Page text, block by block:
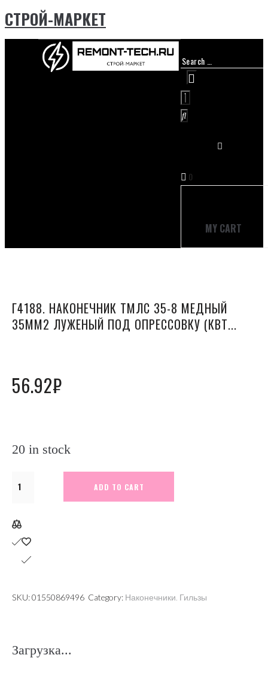
СТРОЙ-МАРКЕТ
0
MY CART
Г4188. НАКОНЕЧНИК ТМЛС 35-8 МЕДНЫЙ
35ММ2 ЛУЖЕНЫЙ ПОД ОПРЕССОВКУ (КВТ...
56.92₽
20 in stock
ADD TO CART
SKU:01550869496 Category: Наконечники. Гильзы
Загрузка...